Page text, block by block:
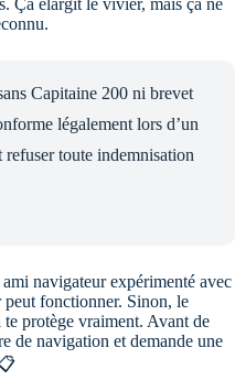
Ça élargit le vivier, mais ça ne
Capitaine 200 ni brevet
légalement lors d’un
refuser toute indemnisation
navigateur expérimenté avec
fonctionner. Sinon, le
protège vraiment. Avant de
de navigation et demande une